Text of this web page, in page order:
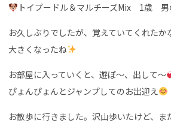
トイプードル＆マルチーズMix 1歳
お久しぶりでしたが、覚えていてくれたか
大きくなったね
お部屋に入っていくと、遊ぼ〜、出して〜
ぴょんぴょんとジャンプしてのお出迎え
お散歩に行きました。沢山歩いたけど、ま